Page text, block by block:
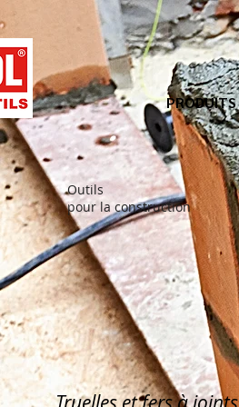
PRODUITS
Outils
pour la construction